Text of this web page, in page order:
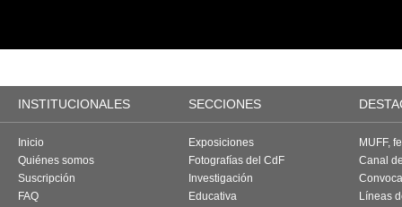
INSTITUCIONALES SECCIONES
Inicio
Quiénes somos
Suscripción
FAQ
Exposiciones
Fotografías del CdF
Investigación
Educativa
MUFF,
Canal
Líneas